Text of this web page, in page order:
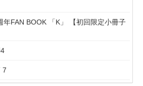
年FAN BOOK 「K」 【初回限定小冊子
7